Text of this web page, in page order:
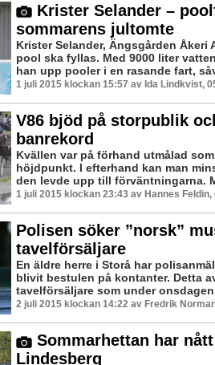
Krister Selander –
sommarens jultomte
Krister Selander, Ängsgården Åkeri
pool ska fyllas. Med 9000 liter
han upp pooler i en rasande fart,
1 juli 2015 klockan 15:57 av Ida Lindkvist,
V86 bjöd på storpublik
banrekord
Kvällen var på förhand utmålad
höjdpunkt. I efterhand kan man
den levde upp till förväntningarna.
1 juli 2015 klockan 23:43 av Hannes Feldin,
Polisen söker ”norsk”
tavelförsäljare
En äldre herre i Storå har
blivit bestulen på kontanter. Detta
tavelförsäljare som under
2 juli 2015 klockan 14:22 av Fredrik
Sommarhettan har nått
Lindesberg